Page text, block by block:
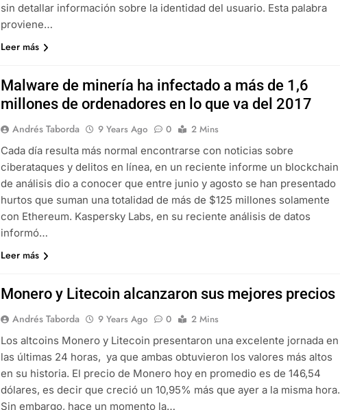
sin detallar información sobre la identidad del usuario. Esta palabra
proviene…
Leer más
Malware de minería ha infectado a más de 1,6
millones de ordenadores en lo que va del 2017
Andrés Taborda 9 Years Ago 0
2 Mins
Cada día resulta más normal encontrarse con noticias sobre
ciberataques y delitos en línea, en un reciente informe un blockchain
de análisis dio a conocer que entre junio y agosto se han presentado
hurtos que suman una totalidad de más de $125 millones solamente
con Ethereum. Kaspersky Labs, en su reciente análisis de datos
informó…
Leer más
Monero y Litecoin alcanzaron sus mejores precios
Andrés Taborda 9 Years Ago 0
2 Mins
Los altcoins Monero y Litecoin presentaron una excelente jornada en
las últimas 24 horas, ya que ambas obtuvieron los valores más altos
en su historia. El precio de Monero hoy en promedio es de 146,54
dólares, es decir que creció un 10,95% más que ayer a la misma hora.
Sin embargo, hace un momento la…